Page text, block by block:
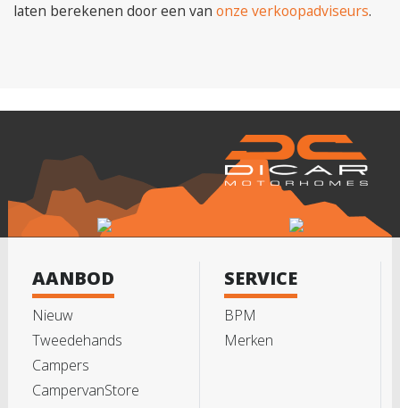
laten berekenen door een van onze verkoopadviseurs.
AANBOD
Nieuw
Tweedehands
Campers
CampervanStore
SERVICE
BPM
Merken